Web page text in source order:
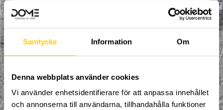
Samtycke Information Om
Denna webbplats använder cookies
Vi använder enhetsidentifierare för att anpassa innehållet
och annonserna till användarna, tillhandahålla funktioner
vilja testa en annorlunda sport mellan
Strukturerad träning varvas med fritt
utcheckning sker på söndagen 12:00.
Att ta med: